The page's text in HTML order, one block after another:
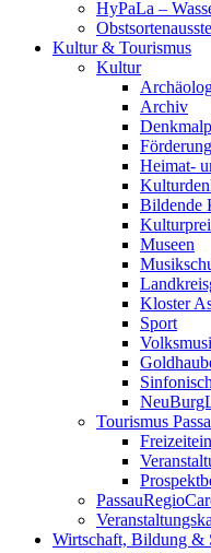
HyPaLa –
Kultur & Tourismus
Kultur
Archiv
Förderung
Heimat-
Bildende
Museen
Kloster
Sport
Tourismus
Wirtschaft, Bildung &